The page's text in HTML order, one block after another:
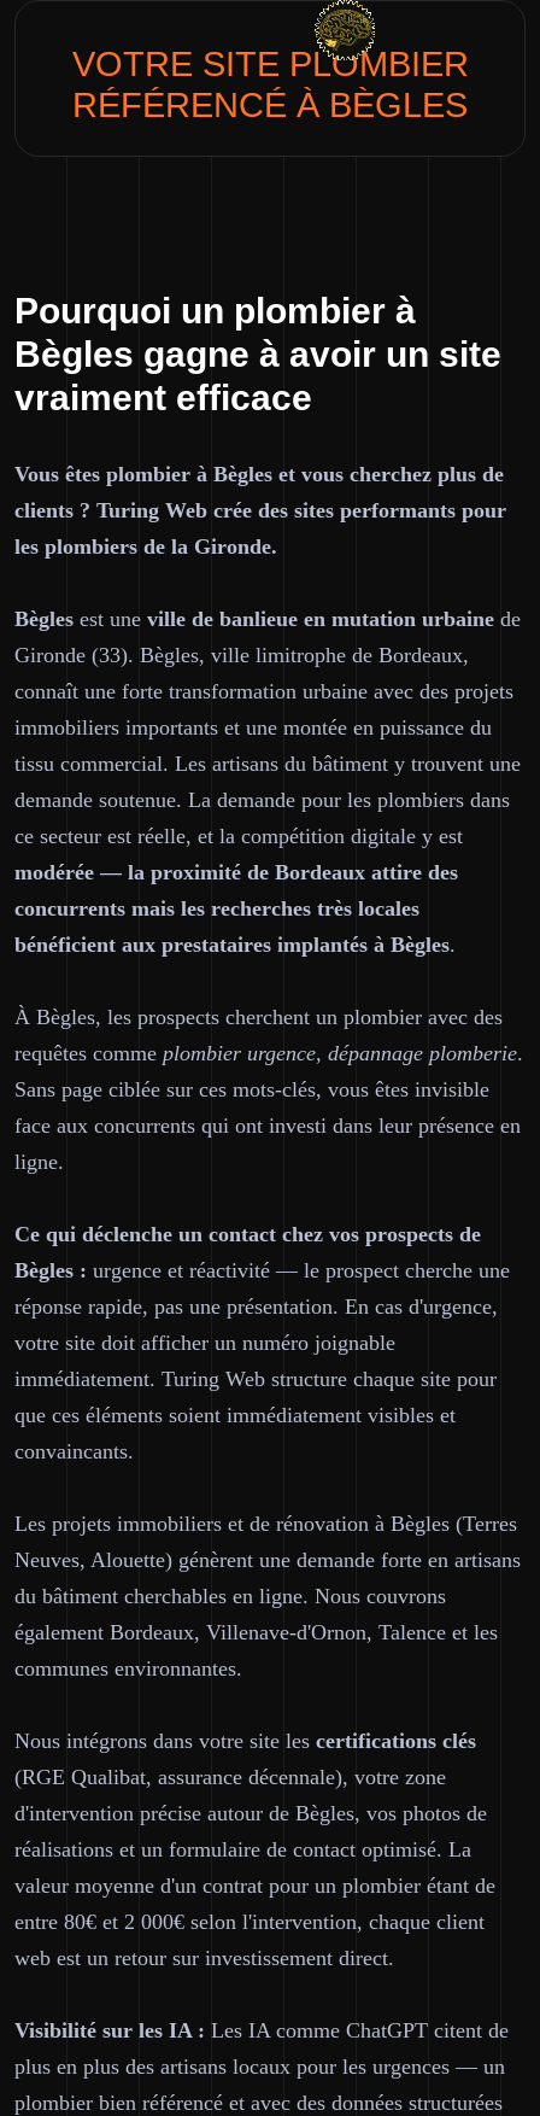
VOTRE SITE PLOMBIER
RÉFÉRENCÉ À BÈGLES
Pourquoi un plombier à
Bègles gagne à avoir un site
vraiment efficace
Vous êtes plombier à Bègles et vous cherchez plus de
clients ? Turing Web crée des sites performants pour
les plombiers de la Gironde.
Bègles est une ville de banlieue en mutation urbaine de
Gironde (33). Bègles, ville limitrophe de Bordeaux,
connaît une forte transformation urbaine avec des projets
immobiliers importants et une montée en puissance du
tissu commercial. Les artisans du bâtiment y trouvent une
demande soutenue. La demande pour les plombiers dans
ce secteur est réelle, et la compétition digitale y est
modérée — la proximité de Bordeaux attire des
concurrents mais les recherches très locales
bénéficient aux prestataires implantés à Bègles.
À Bègles, les prospects cherchent un plombier avec des
requêtes comme plombier urgence, dépannage plomberie.
Sans page ciblée sur ces mots-clés, vous êtes invisible
face aux concurrents qui ont investi dans leur présence en
ligne.
Ce qui déclenche un contact chez vos prospects de
Bègles : urgence et réactivité — le prospect cherche une
réponse rapide, pas une présentation. En cas d'urgence,
votre site doit afficher un numéro joignable
immédiatement. Turing Web structure chaque site pour
que ces éléments soient immédiatement visibles et
convaincants.
Les projets immobiliers et de rénovation à Bègles (Terres
Neuves, Alouette) génèrent une demande forte en artisans
du bâtiment cherchables en ligne. Nous couvrons
également Bordeaux, Villenave-d'Ornon, Talence et les
communes environnantes.
Nous intégrons dans votre site les certifications clés
(RGE Qualibat, assurance décennale), votre zone
d'intervention précise autour de Bègles, vos photos de
réalisations et un formulaire de contact optimisé. La
valeur moyenne d'un contrat pour un plombier étant de
entre 80€ et 2 000€ selon l'intervention, chaque client
web est un retour sur investissement direct.
Visibilité sur les IA : Les IA comme ChatGPT citent de
plus en plus des artisans locaux pour les urgences — un
plombier bien référencé et avec des données structurées